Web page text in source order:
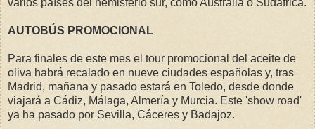
AUTOBÚS PROMOCIONAL
Para finales de este mes el tour promocional del aceite de
oliva habrá recalado en nueve ciudades españolas y, tras
Madrid, mañana y pasado estará en Toledo, desde donde
viajará a Cádiz, Málaga, Almería y Murcia. Este 'show road'
ya ha pasado por Sevilla, Cáceres y Badajoz.